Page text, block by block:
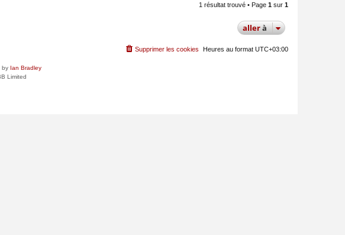
1 résultat trouvé • Page 1 sur 1
allerà
Heures au format UTC+03:00
Supprimer les cookies
by Ian Bradley
Limited